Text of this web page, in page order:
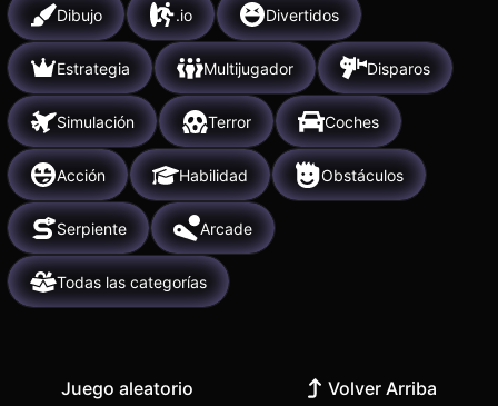
Dibujo .io Divertidos
Estrategia Multijugador Disparos
Simulación Terror Coches
Acción Habilidad Obstáculos
Serpiente Arcade
Todas las categorías
Juego aleatorio Volver Arriba